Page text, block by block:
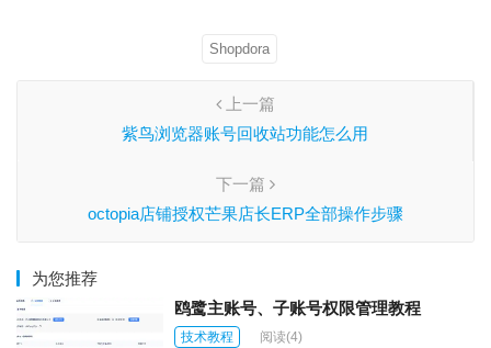
Shopdora
上一篇
紫鸟浏览器账号回收站功能怎么用
下一篇
octopia店铺授权芒果店长ERP全部操作步骤
为您推荐
鸥鹭主账号、子账号权限管理教程
技术教程 阅读(4)